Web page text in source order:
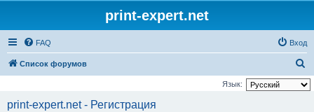
print-expert.net
FAQ Вход
Список форумов
о
Язык:
print-expert.net - Регистрация